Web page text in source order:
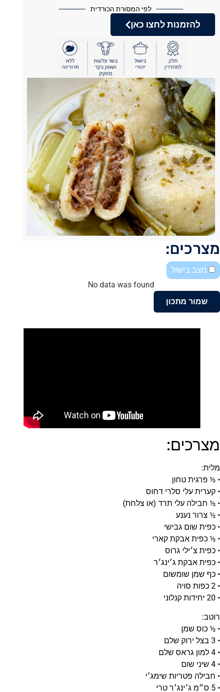
לפי המסורת הכורדית
להזמנות לחצו כאן
מצרכים:
מצב בישול
No data was found
שמור מתכון
מצרכים:
מלית:
• ½ פרגית טחון
• קערית עלי סלרי דחוס
• ½ חבילה עלי תרד (או צלחת)
• ½ צרור נענע
• כפית שום גבישי
• ½ כפית אבקת קארי
• כפית צ׳ילי גרוס
• כפית אבקת ג׳ינג׳ר
• כף שמן שומשום
• 2 כפות סויה
• 20 יחידות קנלוני
רוטב:
• ½ כוס שמן
• 3 בצל ירוק שלם
• 4 למון גראס שלם
• 4 שיני שום
• חבילה פטריות שימג׳י
• 5 ס״מ ג׳ינג׳ר טרי